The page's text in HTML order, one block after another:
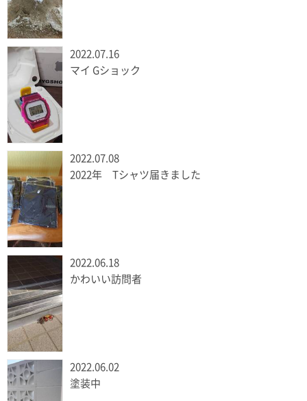
2022.07.16
マイ Gショック
2022.07.08
2022年 Tシャツ届きました
2022.06.18
かわいい訪問者
2022.06.02
塗装中